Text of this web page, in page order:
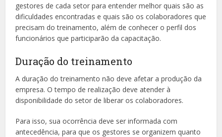
gestores de cada setor para entender melhor quais são as
dificuldades encontradas e quais são os colaboradores que
precisam do treinamento, além de conhecer o perfil dos
funcionários que participarão da capacitação.
Duração do treinamento
A duração do treinamento não deve afetar a produção da
empresa. O tempo de realização deve atender à
disponibilidade do setor de liberar os colaboradores.
Para isso, sua ocorrência deve ser informada com
antecedência, para que os gestores se organizem quanto